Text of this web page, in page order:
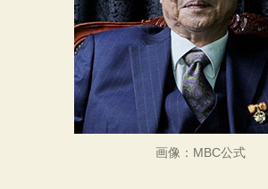
画像：MBC公式